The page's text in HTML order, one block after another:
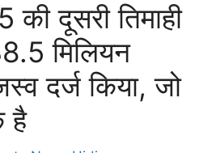
की दूसरी तिमाही
मिलियन
दर्ज किया, जो
है